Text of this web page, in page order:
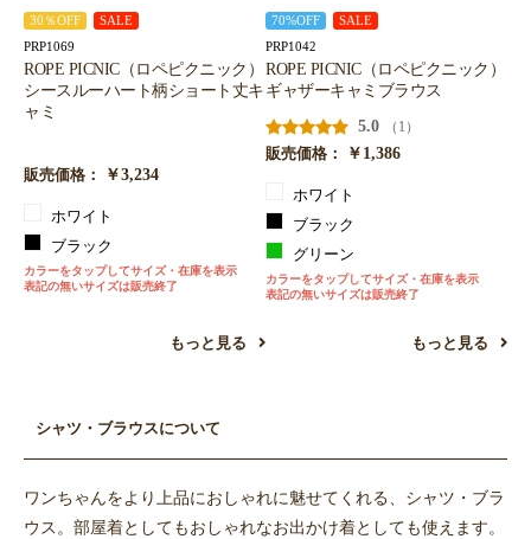
30％OFF SALE
PRP1069
ROPE PICNIC（ロペピクニック）
シースルーハート柄ショート丈キ
ャミ
販売価格： ￥3,234
ホワイト
ブラック
カラーをタップしてサイズ・在庫を表示
表記の無いサイズは販売終了
もっと見る
70%OFF SALE
PRP1042
ROPE PICNIC（ロペピクニック）
ギャザーキャミブラウス
5.0
（1）
販売価格：
￥1,386
ホワイト
ブラック
グリーン
カラーをタップしてサイズ・在庫を表示
表記の無いサイズは販売終了
もっと見る
シャツ・ブラウスについて
ワンちゃんをより上品におしゃれに魅せてくれる、シャツ・ブラ
ウス。部屋着としてもおしゃれなお出かけ着としても使えます。